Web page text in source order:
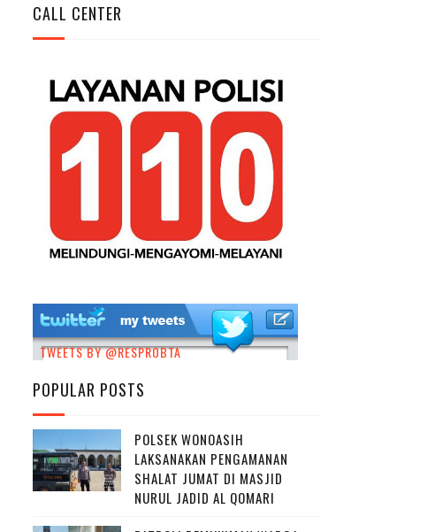
CALL CENTER
TWEETS BY @RESPROBTA
POPULAR POSTS
POLSEK WONOASIH
LAKSANAKAN PENGAMANAN
SHALAT JUMAT DI MASJID
NURUL JADID AL QOMARI